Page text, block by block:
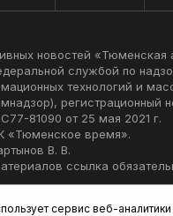
новостей «Тюменская
службой по
технологий и
регистрационный
81090 от 25 мая 2021 г.
«Тюменское время».
В. В.
ссылка
сервис веб-